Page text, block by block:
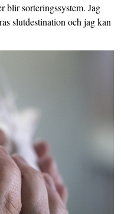
blir sorteringssystem. Jag
slutdestination och jag kan